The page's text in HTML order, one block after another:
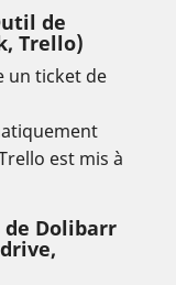
de
Trello)
un ticket de
est mis à
de Dolibarr